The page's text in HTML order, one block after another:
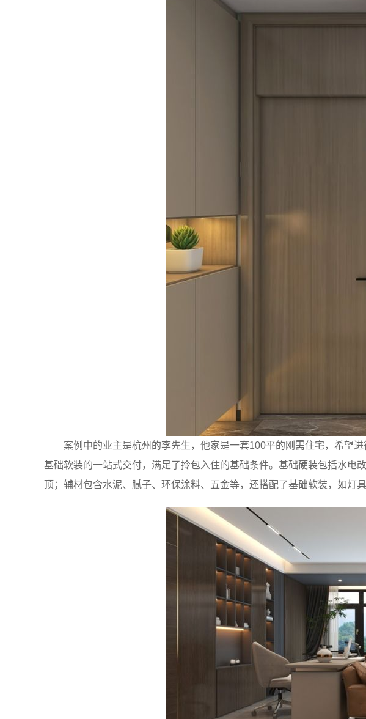
案例中的业主是杭州的李先生，他家是一套100平的刚需住宅，希望
基础软装的一站式交付，满足了拎包入住的基础条件。基础硬装包括水电
顶；辅材包含水泥、腻子、环保涂料、五金等，还搭配了基础软装，如灯